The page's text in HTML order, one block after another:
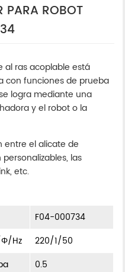
PARA ROBOT
al ras acoplable está
con funciones de prueba
logra mediante una
y el robot o la
entre el alicate de
las
etc.
F04-000734
Hz
220/1/50
0.5